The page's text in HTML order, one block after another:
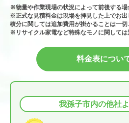
※物量や作業現場の状況によって前後する場
※正式な見積料金は現場を拝見した上でお
積分に関しては追加費用が掛かることは一切
※リサイクル家電など特殊なモノに関しては
料金表につい
我孫子市内の他社